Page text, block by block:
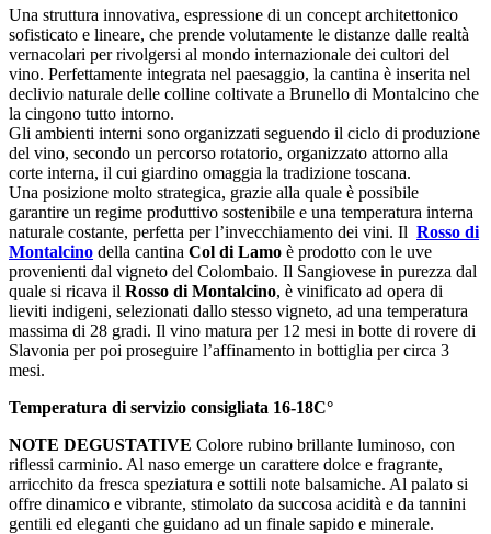
Col
di
Lamo
quantità
Una struttura innovativa, espressione di un concept architettonico
sofisticato e lineare, che prende volutamente le distanze dalle realtà
vernacolari per rivolgersi al mondo internazionale dei cultori del
vino. Perfettamente integrata nel paesaggio, la cantina è inserita nel
declivio naturale delle colline coltivate a Brunello di Montalcino che
la cingono tutto intorno.
Gli ambienti interni sono organizzati seguendo il ciclo di produzione
del vino, secondo un percorso rotatorio, organizzato attorno alla
corte interna, il cui giardino omaggia la tradizione toscana.
Una posizione molto strategica, grazie alla quale è possibile
garantire un regime produttivo sostenibile e una temperatura interna
naturale costante, perfetta per l’invecchiamento dei vini. Il Rosso di
Montalcino della cantina Col di Lamo è prodotto con le uve
provenienti dal vigneto del Colombaio. Il Sangiovese in purezza dal
quale si ricava il Rosso di Montalcino, è vinificato ad opera di
lieviti indigeni, selezionati dallo stesso vigneto, ad una temperatura
massima di 28 gradi. Il vino matura per 12 mesi in botte di rovere di
Slavonia per poi proseguire l’affinamento in bottiglia per circa 3
mesi.
Temperatura di servizio consigliata 16-18C°
NOTE DEGUSTATIVE Colore rubino brillante luminoso, con
riflessi carminio. Al naso emerge un carattere dolce e fragrante,
arricchito da fresca speziatura e sottili note balsamiche. Al palato si
offre dinamico e vibrante, stimolato da succosa acidità e da tannini
gentili ed eleganti che guidano ad un finale sapido e minerale.